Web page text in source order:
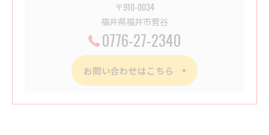
〒910-0034
福井県福井市菅谷
0776-27-2340
お問い合わせはこちら